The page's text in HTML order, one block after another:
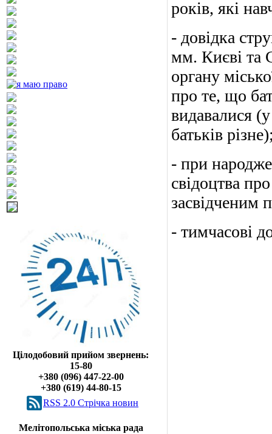
Цілодобовий прийом звернень:
15-80
+380 (096) 447-22-00
+380 (619) 44-80-15
RSS 2.0 Cтрічка новин
Мелітопольська міська рада
років, які
- довідка
мм. Києві та
органу
про те, що
видавалися
батьків
- при
свідоцтва
засвідченим
- тимчасові